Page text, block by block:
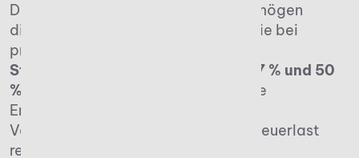
Dabei gelten bei Unternehmensvermögen
dieselben Erbschaftssteuersätze wie bei
privaten Erbschaften – also je nach
Steuerklasse des Erben zwischen 7 % und 50
%.
Allerdings gibt es für betriebliche
Erbschaften besondere
Verschonungsregelungen, die die Steuerlast
reduzieren.